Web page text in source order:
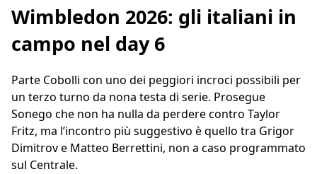
Wimbledon 2026: gli italiani in
campo nel day 6
Parte Cobolli con uno dei peggiori incroci possibili per
un terzo turno da nona testa di serie. Prosegue
Sonego che non ha nulla da perdere contro Taylor
Fritz, ma l’incontro più suggestivo è quello tra Grigor
Dimitrov e Matteo Berrettini, non a caso programmato
sul Centrale.